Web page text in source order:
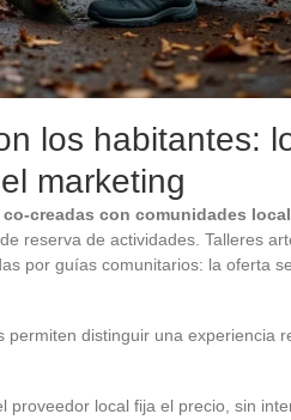
los habitantes:
marketing
creadas con comunidades
reserva de actividades. Talleres
por guías comunitarios: la oferta
distinguir una experiencia
local fija el precio, sin